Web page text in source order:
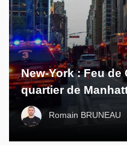
New-York : Feu de
quartier de
Romain BRUNEAU